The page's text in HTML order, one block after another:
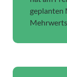
geplanten